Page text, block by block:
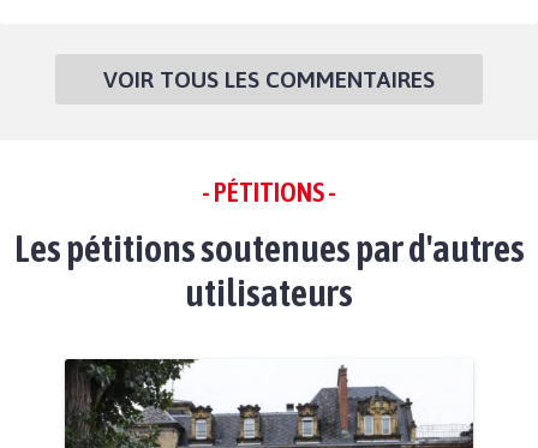
VOIR TOUS LES COMMENTAIRES
- PÉTITIONS -
Les pétitions soutenues par d'autres
utilisateurs